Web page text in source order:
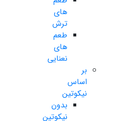
های
ترش
طعم
های
نعنایی
بر
اساس
نیکوتین
بدون
نیکوتین